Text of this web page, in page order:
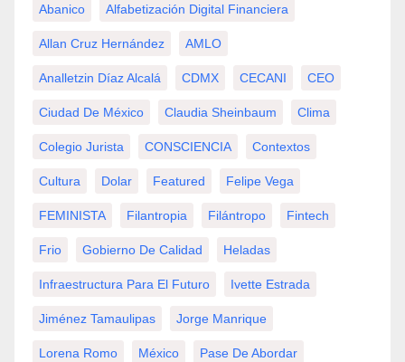
Abanico Alfabetización Digital Financiera
Allan Cruz Hernández AMLO
Analletzin Díaz Alcalá CDMX CECANI CEO
Ciudad De México Claudia Sheinbaum Clima
Colegio Jurista CONSCIENCIA Contextos
Cultura Dolar Featured Felipe Vega
FEMINISTA Filantropia Filántropo Fintech
Frio Gobierno De Calidad Heladas
Infraestructura Para El Futuro Ivette Estrada
Jiménez Tamaulipas Jorge Manrique
Lorena Romo México Pase De Abordar